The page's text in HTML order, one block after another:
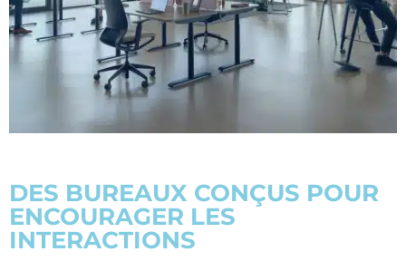
DES BUREAUX CONÇUS POUR
ENCOURAGER LES
INTERACTIONS